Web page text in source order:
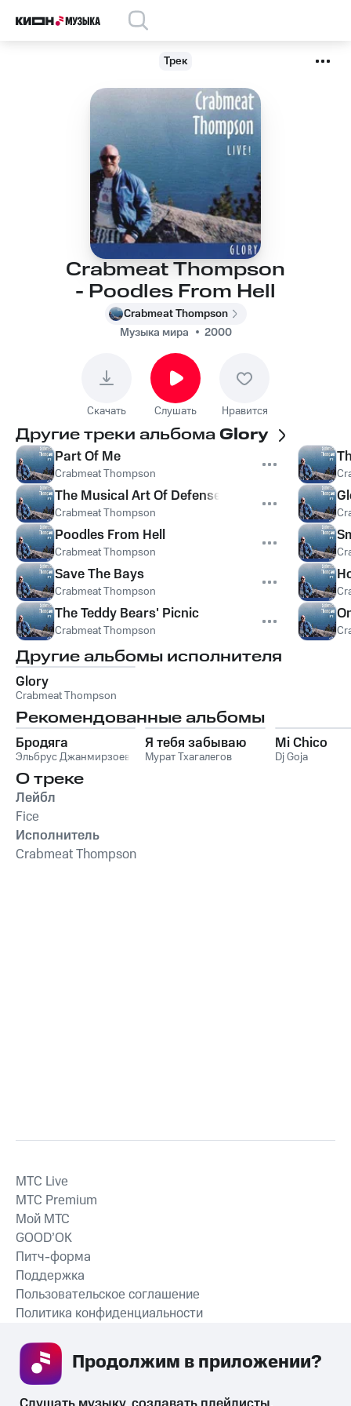
Трек
Crabmeat Thompson
- Poodles From Hell
Crabmeat Thompson
Музыка мира
2000
Скачать Слушать Нравится
Другие треки альбомаGlory
Part Of Me
Crabmeat Thompson
The Musical Art Of Defense
Crabmeat Thompson
Poodles From Hell
Crabmeat Thompson
Save The Bays
Crabmeat Thompson
The Teddy Bears' Picnic
Crabmeat Thompson
Другие альбомы исполнителя
Glory
Crabmeat Thompson
Рекомендованные альбомы
Бродяга
Эльбрус Джанмирзоев
Я тебя забываю
Мурат Тхагалегов
Mi Chico
Dj Goja
О треке
Лейбл
Fice
Исполнитель
Crabmeat Thompson
СКАЧАТЬ ПРИЛОЖЕНИЕ
MTС Live
MTС Premium
Мой МТС
GOOD’OK
Питч-форма
Поддержка
Пользовательское соглашение
Политика конфиденциальности